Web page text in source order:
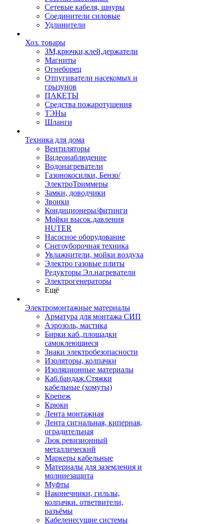
Сетевые кабеля, шнуры
Соединители силовые
Удлинители
Хоз. товары
ЗМ,крючки,клей,держатели
Магниты
Огнеборец
Отпугиватели насекомых и
грызунов
ПАКЕТЫ
Средства пожаротушения
ТЭНы
Шланги
Техника для дома
Вентиляторы
Видеонаблюдение
Водонагреватели
Газонокосилки, Бензо/
ЭлектроТриммеры
Замки, доводчики
Звонки
Кондиционеры/фитинги
Мойки высок.давления
HUTER
Насосное оборудование
Снегоуборочная техника
Увлажнители, мойки воздуха
Электро газовые плиты
Редукторы Эл.нагреватели
Электрогенераторы
Ещё
Электромонтажные материалы
Арматура для монтажа СИП
Аэрозоль, мастика
Бирки каб.,площадки
самоклеющиеся
Знаки электробезопасности
Изоляторы, колпачки
Изоляционные материалы
Каб.бандаж.Стяжки
кабельные (хомуты)
Крепеж
Крюки
Лента монтажная
Лента сигнальная, киперная,
оградительная
Люк ревизионный
металлический
Маркеры кабельные
Материалы для заземления и
молниезащита
Муфты
Наконечники, гильзы,
колпачки. ответвители,
разъёмы
Кабеленесущие системы